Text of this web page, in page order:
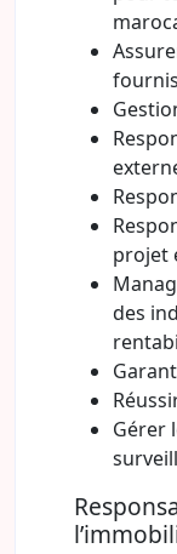
projet
des
Gérer